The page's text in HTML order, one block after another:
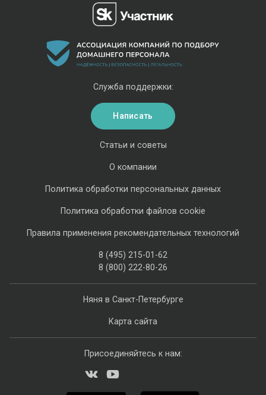
Няня в Санкт-Петербурге
Карта сайта
Статьи и советы
О компании
Политика обработки персональных данных
Политика обработки файлов cookie
Правила применения рекомендательных технологий
8 (495) 215-01-62
8 (800) 222-80-26
Служба поддержки:
Написать
Присоединяйтесь к нам: